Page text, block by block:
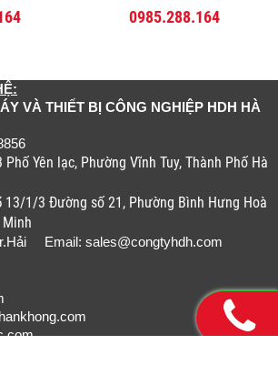
0985.288.164
VÀ THIẾT BỊ CÔNG NGHIỆP HDH HÀ
Phố Yên lạc, Phường Vĩnh Tuy, Thành Phố Hà
13/1/3 Đường số 21, Phường Bình Hưng Hoà
Email: sales@congtyhdh.com